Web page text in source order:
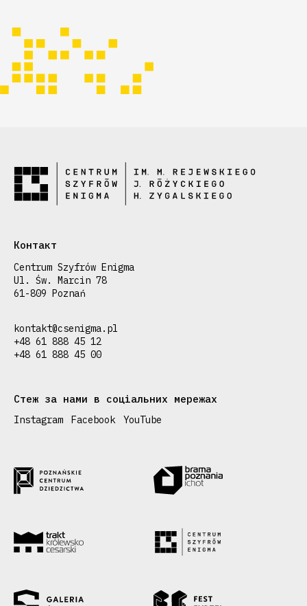
Контакт
Centrum Szyfrów Enigma
Ul. Św. Marcin 78
61-809 Poznań
kontakt@csenigma.pl
+48 61 888 45 12
+48 61 888 45 00
Стеж за нами в соціальних мережах
Instagram Facebook YouTube